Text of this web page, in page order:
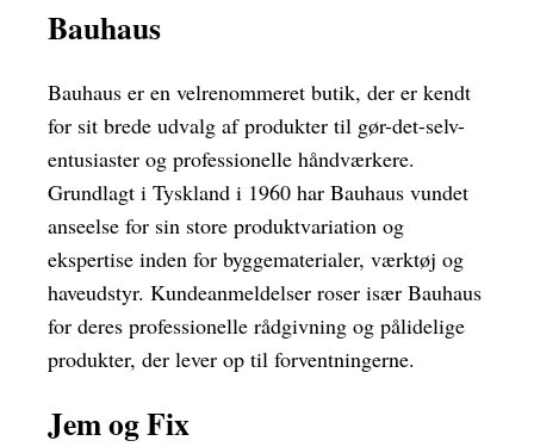
Bauhaus
Bauhaus er en velrenommeret butik, der er kendt
for sit brede udvalg af produkter til gør-det-selv-
entusiaster og professionelle håndværkere.
Grundlagt i Tyskland i 1960 har Bauhaus vundet
anseelse for sin store produktvariation og
ekspertise inden for byggematerialer, værktøj og
haveudstyr. Kundeanmeldelser roser især Bauhaus
for deres professionelle rådgivning og pålidelige
produkter, der lever op til forventningerne.
Jem og Fix